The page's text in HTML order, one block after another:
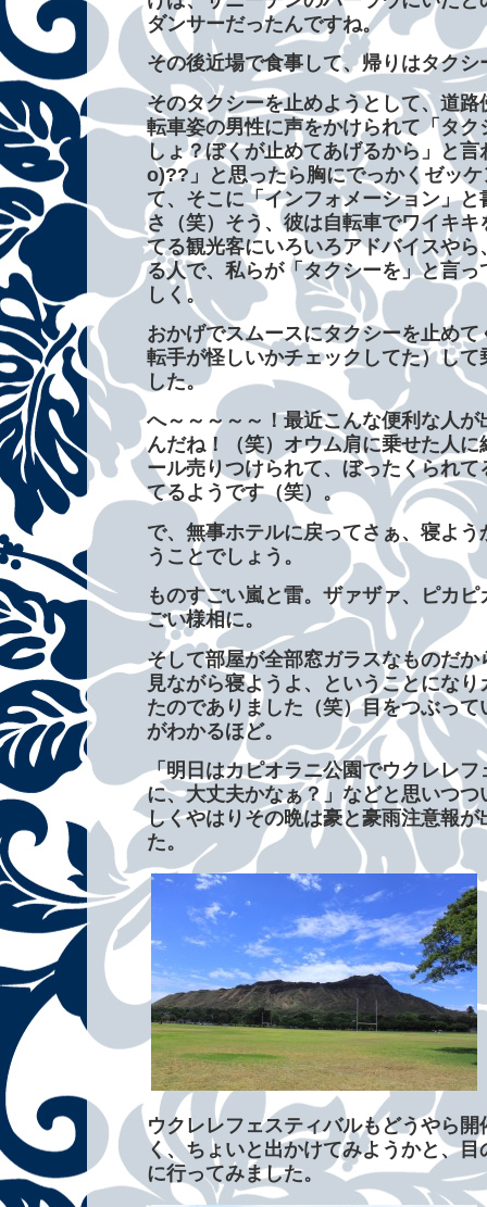
ダンサーだったんですね。
その後近場で食事して、帰りはタクシ
そのタクシーを止めようとして、道
転車姿の男性に声をかけられて「タ
しょ？ぼくが止めてあげるから」と
o)??」と思ったら胸にでっかくゼッ
て、そこに「インフォメーション」
さ（笑）そう、彼は自転車でワイキ
てる観光客にいろいろアドバイスや
る人で、私らが「タクシーを」と言
しく。
おかげでスムースにタクシーを止め
転手が怪しいかチェックしてた）し
した。
へ～～～～～！最近こんな便利な人
んだね！（笑）オウム肩に乗せた人
ール売りつけられて、ぼったくられ
てるようです（笑）。
で、無事ホテルに戻ってさぁ、寝よ
うことでしょう。
ものすごい嵐と雷。ザァザァ、ピカ
ごい様相に。
そして部屋が全部窓ガラスなものだ
見ながら寝ようよ、ということにな
たのでありました（笑）目をつぶっ
がわかるほど。
「明日はカピオラニ公園でウクレレ
に、大丈夫かなぁ？」などと思いつ
しくやはりその晩は豪と豪雨注意報
た。
ウクレレフェスティバルもどうやら
く、ちょいと出かけてみようかと、
に行ってみました。